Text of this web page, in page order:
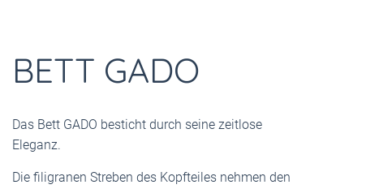
BETT GADO
Das Bett GADO besticht durch seine zeitlose
Eleganz.
Die filigranen Streben des Kopfteiles nehmen den